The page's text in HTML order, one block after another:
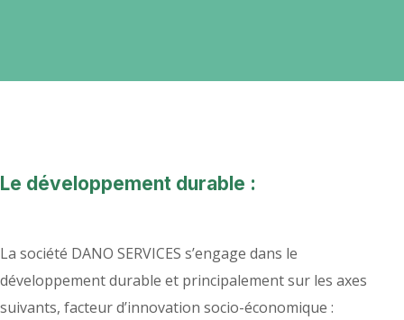
Le développement durable :
La société DANO SERVICES s’engage dans le
développement durable et principalement sur les axes
suivants, facteur d’innovation socio-économique :